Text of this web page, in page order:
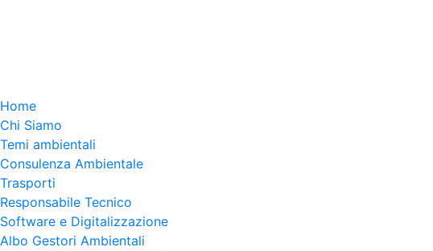
Home
Chi Siamo
Temi ambientali
Consulenza Ambientale
Trasporti
Responsabile Tecnico
Software e Digitalizzazione
Albo Gestori Ambientali